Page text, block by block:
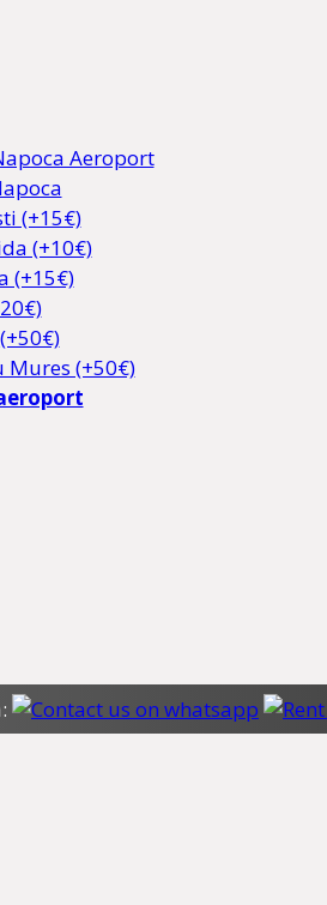
Aeroport
(+15€)
(+10€)
(+15€)
Mures (+50€)